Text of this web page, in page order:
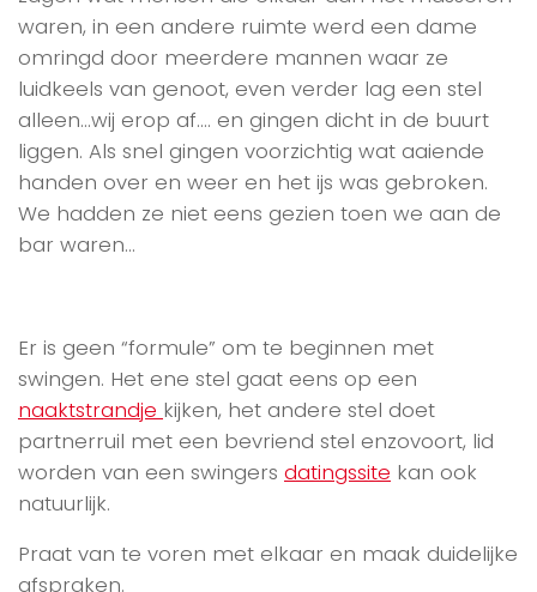
waren, in een andere ruimte werd een dame
omringd door meerdere mannen waar ze
luidkeels van genoot, even verder lag een stel
alleen…wij erop af…. en gingen dicht in de buurt
liggen. Als snel gingen voorzichtig wat aaiende
handen over en weer en het ijs was gebroken.
We hadden ze niet eens gezien toen we aan de
bar waren…
Er is geen “formule” om te beginnen met
swingen. Het ene stel gaat eens op een
naaktstrandje kijken, het andere stel doet
partnerruil met een bevriend stel enzovoort, lid
worden van een swingers datingssite kan ook
natuurlijk.
Praat van te voren met elkaar en maak duidelijke
afspraken.